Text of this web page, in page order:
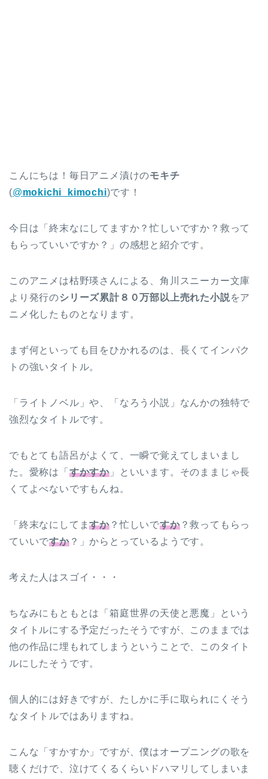
こんにちは！毎日アニメ漬けのモキチ
(@mokichi_kimochi)です！
今日は「終末なにしてますか？忙しいですか？救って
もらっていいですか？」の感想と紹介です。
このアニメは枯野瑛さんによる、角川スニーカー文庫
より発行のシリーズ累計８０万部以上売れた小説をア
ニメ化したものとなります。
まず何といっても目をひかれるのは、長くてインパク
トの強いタイトル。
「ライトノベル」や、「なろう小説」なんかの独特で
強烈なタイトルです。
でもとても語呂がよくて、一瞬で覚えてしまいまし
た。愛称は「 すかすか 」といいます。そのままじゃ長
くてよべないですもんね。
「終末なにしてますか ？忙しいですか？救ってもらっ
ていいですか？」からとっているようです。
考えた人はスゴイ・・・
ちなみにもともとは「箱庭世界の天使と悪魔」という
タイトルにする予定だったそうですが、このままでは
他の作品に埋もれてしまうということで、このタイト
ルにしたそうです。
個人的には好きですが、たしかに手に取られにくそう
なタイトルではありますね。
こんな「すかすか」ですが、僕はオープニングの歌を
聴くだけで、泣けてくるくらいドハマリしてしまいま